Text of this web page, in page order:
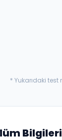
* Yukarıdaki
Bilgileri